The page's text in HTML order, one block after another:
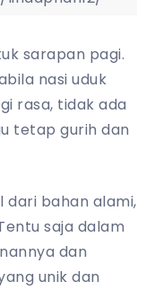
sarapan pagi.
nasi uduk
rasa, tidak ada
tetap gurih dan
dari bahan alami,
saja dalam
dan
unik dan